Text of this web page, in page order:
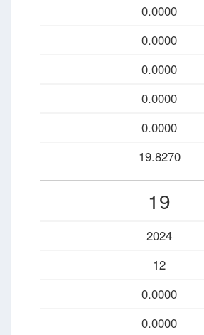
0.0000
0.0000
0.0000
0.0000
0.0000
19.8270
19
2024
12
0.0000
0.0000